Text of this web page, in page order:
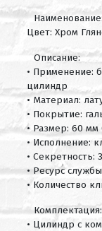
Цвет: Хром
Описание:
• Применение:
цилиндр
• Материал:
• Покрытие:
• Размер: 60 мм
• Исполнение:
• Секретность:
• Ресурс
• Количество
Комплектация:
• Цилиндр с